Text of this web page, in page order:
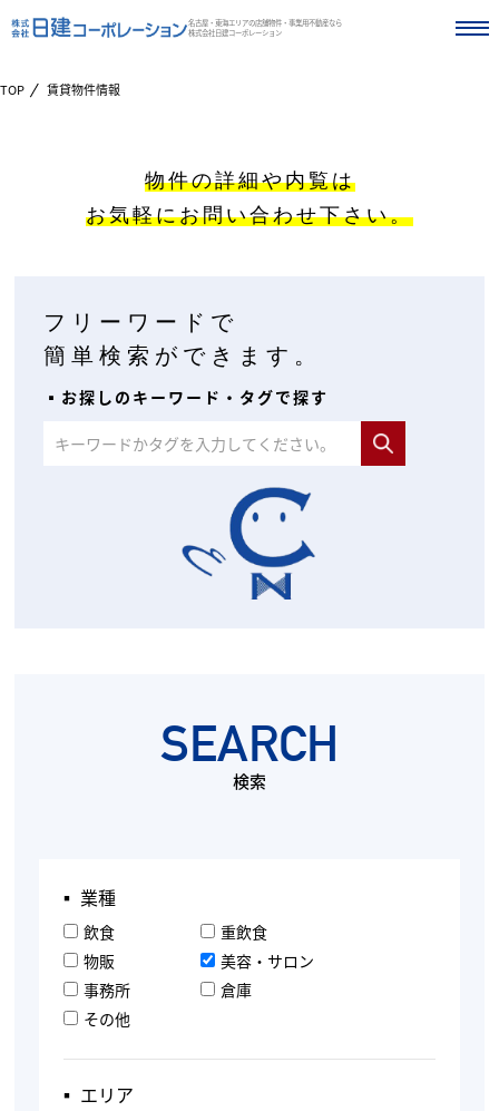
名古屋・東海エリアの店舗物件・事業用不動産なら
株式会社日建コーポレーション
TOP 賃貸物件情報
物件の詳細や内覧は
お気軽にお問い合わせ下さい。
フリーワードで
簡単検索ができます。
▪︎お探しのキーワード・タグで探す
SEARCH
検索
▪︎ 業種
飲食
重飲食
物販
美容・サロン
事務所
倉庫
その他
▪︎ エリア